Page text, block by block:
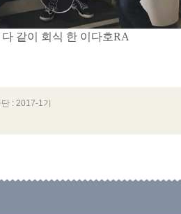
같이 회식 한 이다호RA
: 2017-1기